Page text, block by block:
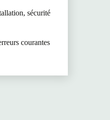
sécurité
courantes